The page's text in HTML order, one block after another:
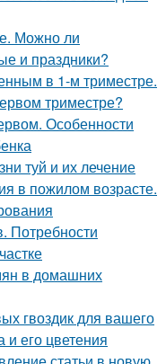
Можно ли
и праздники?
в 1-м триместре.
триместре?
Особенности
туй и их лечение
в пожилом возрасте.
Потребности
в домашних
гвоздик для вашего
и его цветения